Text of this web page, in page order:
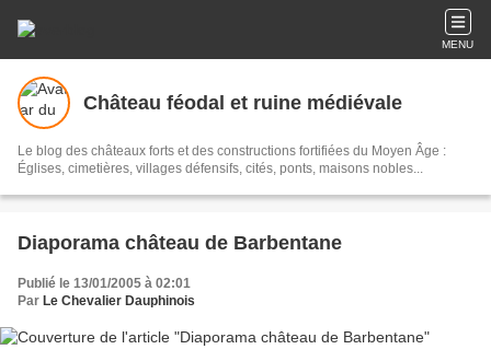
MENU
Château féodal et ruine médiévale
Le blog des châteaux forts et des constructions fortifiées du Moyen Âge :
Églises, cimetières, villages défensifs, cités, ponts, maisons nobles...
Diaporama château de Barbentane
Publié le 13/01/2005 à 02:01
Par Le Chevalier Dauphinois